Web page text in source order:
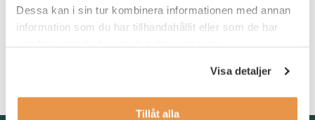
Dessa kan i sin tur kombinera informationen med annan
information som du har tillhandahållit eller som de har
Visa detaljer
Tillåt alla
Då vi verkar i flera länder talar och skriver du såväl svenska som
engelska obehindrat.
Du har lätt för att uttrycka dig, är analytisk, strukturerad och